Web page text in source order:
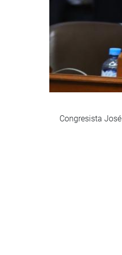
Congresista